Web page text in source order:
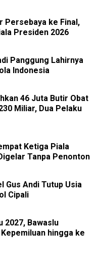
Persebaya ke Final,
Presiden 2026
Panggung Lahirnya
Indonesia
46 Juta Butir Obat
Miliar, Dua Pelaku
Ketiga Piala
Tanpa Penonton
Gus Andi Tutup Usia
Cipali
2027, Bawaslu
hingga ke